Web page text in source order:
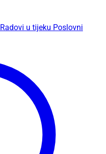
Radovi u tijeku Poslovni